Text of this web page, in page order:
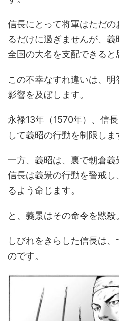
信長にとって将軍はただの
るだけに過ぎませんが、
全国の大名を支配できると
この不幸なすれ違いは、
影響を及ぼします。
永禄13年（1570年）、信
して義昭の行動を制限しま
一方、義昭は、裏で朝倉義
信長は義景の行動を警戒
るよう命じます。
と、義景はその命令を黙殺
しびれをきらした信長は
のです。